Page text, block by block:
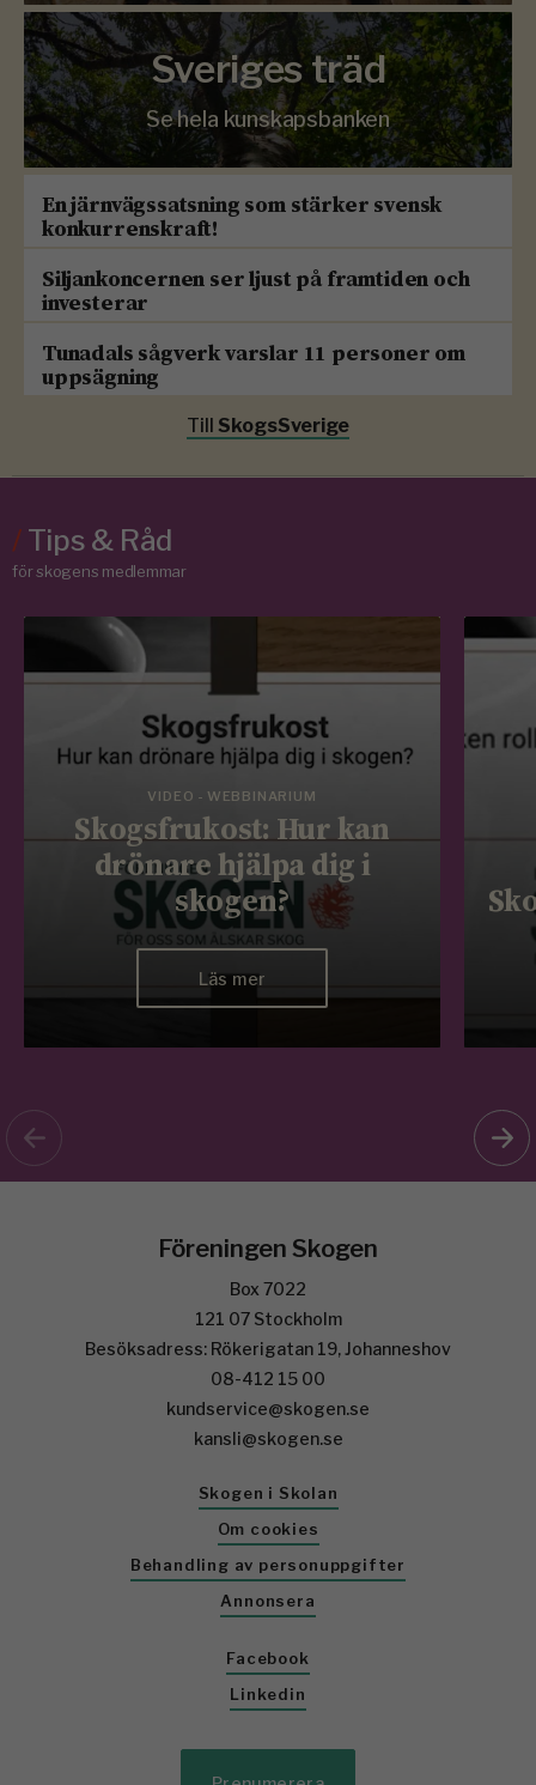
Sveriges träd
Se hela kunskapsbanken
En järnvägssatsning som stärker svensk
konkurrenskraft!
Siljankoncernen ser ljust på framtiden och
investerar
Tunadals sågverk varslar 11 personer om
uppsägning
Till SkogsSverige
/Tips & Råd
för skogens medlemmar
VIDEO - WEBBINARIUM
Skogsfrukost: Hur kan
drönare hjälpa dig i
skogen?
Läs mer
Föreningen Skogen
Box 7022
121 07 Stockholm
Besöksadress: Rökerigatan 19, Johanneshov
08-412 15 00
kundservice@skogen.se
kansli@skogen.se
Skogen i Skolan
Om cookies
Behandling av personuppgifter
Annonsera
Facebook
Linkedin